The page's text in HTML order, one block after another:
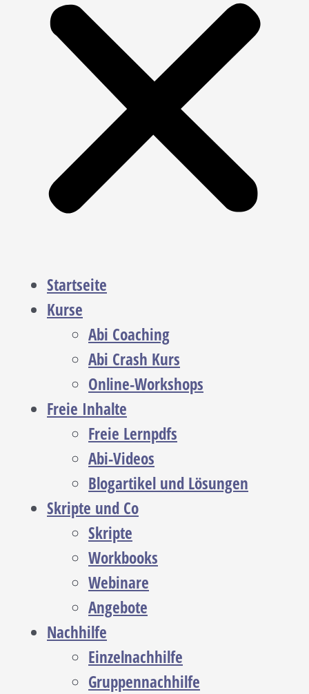
Startseite
Kurse
Abi Coaching
Abi Crash Kurs
Online-Workshops
Freie Inhalte
Freie Lernpdfs
Abi-Videos
Blogartikel und Lösungen
Skripte und Co
Skripte
Workbooks
Webinare
Angebote
Nachhilfe
Einzelnachhilfe
Gruppennachhilfe